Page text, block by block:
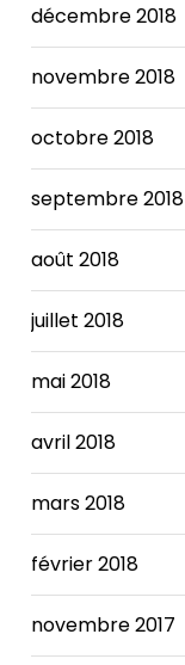
décembre 2018
novembre 2018
octobre 2018
septembre 2018
août 2018
juillet 2018
mai 2018
avril 2018
mars 2018
février 2018
novembre 2017